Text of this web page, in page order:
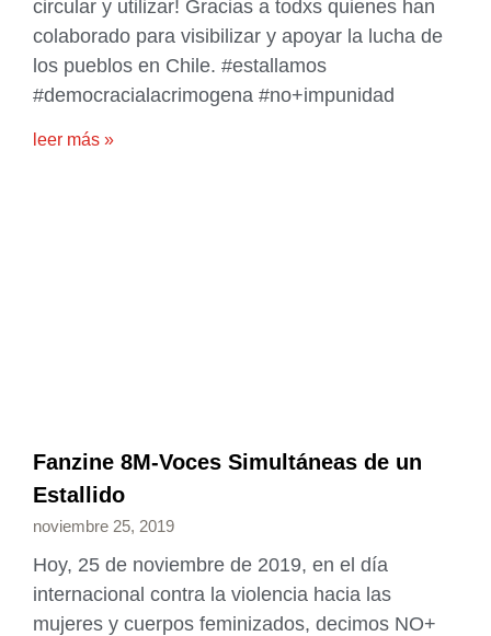
circular y utilizar! Gracias a todxs quienes han
colaborado para visibilizar y apoyar la lucha de
los pueblos en Chile. #estallamos
#democracialacrimogena #no+impunidad
leer más »
Fanzine 8M-Voces Simultáneas de un
Estallido
noviembre 25, 2019
Hoy, 25 de noviembre de 2019, en el día
internacional contra la violencia hacia las
mujeres y cuerpos feminizados, decimos NO+